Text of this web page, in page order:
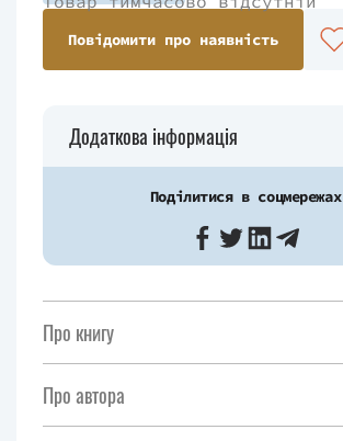
Повідомити про наявність
Додаткова інформація
Поділитися в соцмережах
Про книгу
Про автора